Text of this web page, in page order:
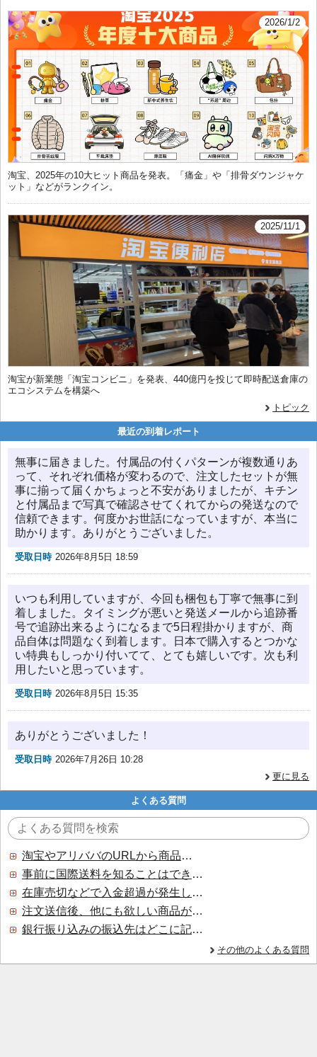
2026/1/2
淘宝、2025年の10大ヒット商品を発表。「痛金」や「排骨ダウンジャケ
ット」などがランクイン。
2025/11/1
淘宝が新業態「淘宝コンビニ」を発表、440億円を投じて即時配送倉庫の
エコシステムを構築へ
トピック
最近の到着レポート
無事に届きました。付属品の付くパターンが複数通りあ
って、それぞれ価格が変わるので、注文したセットが無
事に揃って届くかちょっと不安がありましたが、キチン
と付属品まで写真で確認させてくれてからの発送なので
信頼できます。何度かお世話になっていますが、本当に
助かります。ありがとうございました。
受取日時 2026年8月5日 18:59
いつも利用していますが、今回も梱包も丁寧で無事に到
着しました。タイミングが悪いと発送メールから追跡番
号で追跡出来るようになるまで5日程掛かりますが、商
品自体は問題なく到着します。日本で購入するとつかな
い特典もしっかり付いてて、とても嬉しいです。次も利
用したいと思っています。
受取日時 2026年8月5日 15:35
ありがとうございました！
受取日時 2026年7月26日 10:28
更に見る
よくある質問
淘宝やアリババのURLから商品を探すことはできますか？
事前に国際送料を知ることはできますか？
在庫売切などで入金超過が発生した場合はいつ返金されますか？
注文送信後、他にも欲しい商品が見つかった場合、追加注文できますか？
銀行振り込みの振込先はどこに記載されていますか？
その他のよくある質問